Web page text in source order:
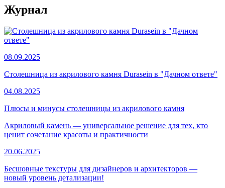
Журнал
08.09.2025
Столешница из акрилового камня Durasein в "Дачном ответе"
04.08.2025
Плюсы и минусы столешницы из акрилового камня
Акриловый камень — универсальное решение для тех, кто
ценит сочетание красоты и практичности
20.06.2025
Бесшовные текстуры для дизайнеров и архитекторов —
новый уровень детализации!